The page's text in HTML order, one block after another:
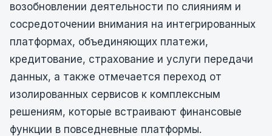
возобновлении деятельности по слияниям и
сосредоточении внимания на интегрированных
платформах, объединяющих платежи,
кредитование, страхование и услуги передачи
данных, а также отмечается переход от
изолированных сервисов к комплексным
решениям, которые встраивают финансовые
функции в повседневные платформы.